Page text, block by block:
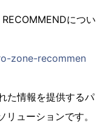
につい
zone-recommen
た情報を提供するパ
ューションです。